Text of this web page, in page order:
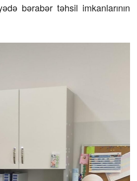
bərabər təhsil imkanlarının